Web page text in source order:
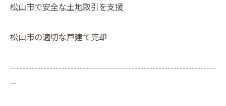
松山市で安全な土地取引を支援
松山市の適切な戸建て売却
--------------------------------------------------------------------
--